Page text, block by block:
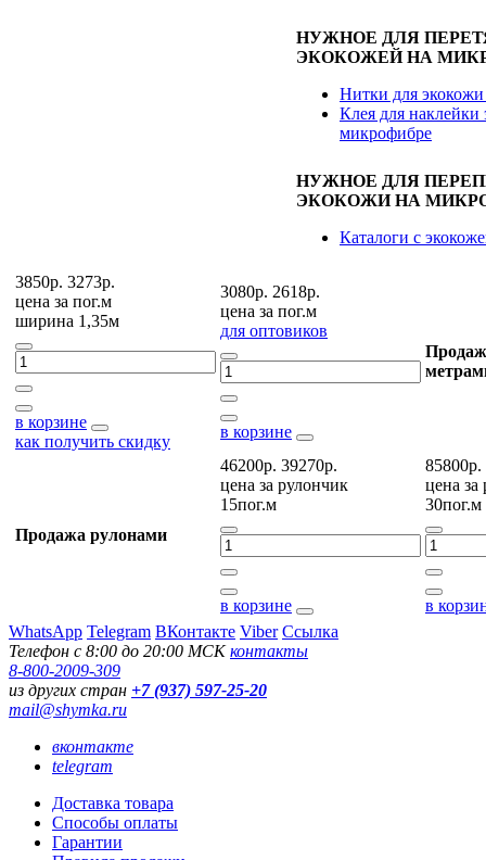
НУЖНОЕ ДЛЯ
ЭКОКОЖЕЙ НА
Нитки для
Клея для наклейки
микрофибре
НУЖНОЕ ДЛЯ
ЭКОКОЖИ НА
Каталоги с
3850р. 3273р.
цена за пог.м
ширина 1,35м
в корзине
как получить скидку
3080р. 2618р.
цена за пог.м
для оптовиков
в корзине
Продажа рулонами
46200р. 39270р.
цена за рулончик
15пог.м
в корзине
85800р.
цена за
30пог.м
в
WhatsApp Telegram ВКонтакте Viber Ссылка
Телефон с 8:00 до 20:00 МСКконтакты
8-800-2009-309
из других стран +7 (937) 597-25-20
mail@shymka.ru
вконтакте
telegram
Доставка товара
Способы оплаты
Гарантии